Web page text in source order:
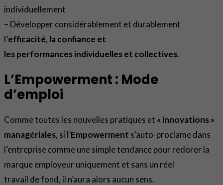
individuellement
– Développer considérablement et durablement
l’efficacité, la confiance et
les performances individuelles et collectives.
L’Empowerment : Mode
d’emploi
Comme toutes les nouvelles pratiques et « innovations »
managériales, si l’Empowerment s’auto-proclame dans
l’entreprise comme une simple tendance pour redorer la
marque employeur uniquement et sans un réel
travail de fond, il n’aura alors aucun sens.